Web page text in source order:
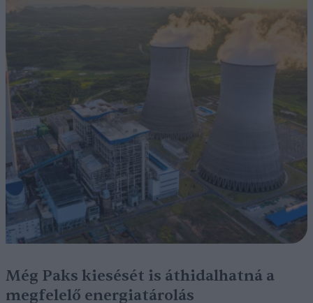
Még Paks kiesését is áthidalhatná a
megfelelő energiatárolás